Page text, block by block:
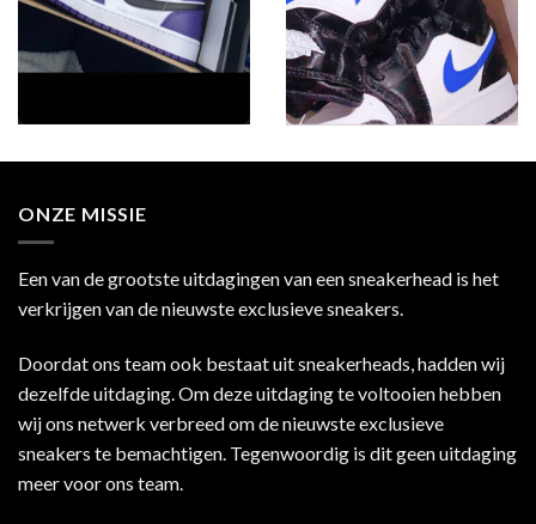
ONZE MISSIE
Een van de grootste uitdagingen van een sneakerhead is het
verkrijgen van de nieuwste exclusieve sneakers.
Doordat ons team ook bestaat uit sneakerheads, hadden wij
dezelfde uitdaging. Om deze uitdaging te voltooien hebben
wij ons netwerk verbreed om de nieuwste exclusieve
sneakers te bemachtigen. Tegenwoordig is dit geen uitdaging
meer voor ons team.